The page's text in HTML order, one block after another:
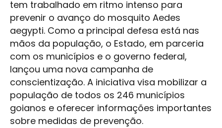
tem trabalhado em ritmo intenso para
prevenir o avanço do mosquito Aedes
aegypti. Como a principal defesa está nas
mãos da população, o Estado, em parceria
com os municípios e o governo federal,
lançou uma nova campanha de
conscientização. A iniciativa visa mobilizar a
população de todos os 246 municípios
goianos e oferecer informações importantes
sobre medidas de prevenção.